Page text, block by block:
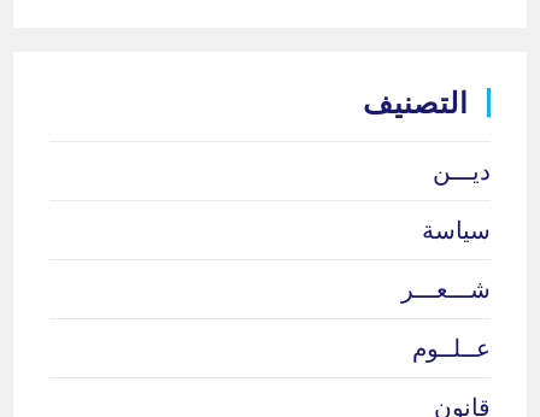
التصنيف
ديـــن
سياسة
شـــعـــر
عــلــوم
قانون